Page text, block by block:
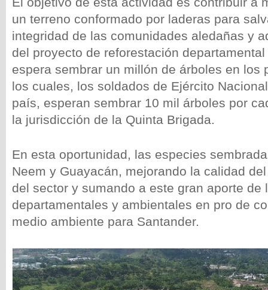
un terreno conformado por laderas para
integridad de las comunidades aledañas y
del proyecto de reforestación
espera sembrar un millón de árboles en los
los cuales, los soldados de Ejército
país, esperan sembrar 10 mil árboles por
la jurisdicción de la Quinta Brigada.
En esta oportunidad, las especies
Neem y Guayacán, mejorando la calidad
del sector y sumando a este gran aporte de
departamentales y ambientales en pro de
medio ambiente para Santander.